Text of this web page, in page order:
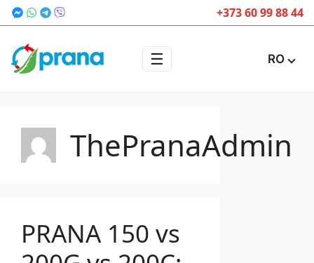
+373 60 99 88 44
☰ RO
ThePranaAdmin
PRANA 150 vs